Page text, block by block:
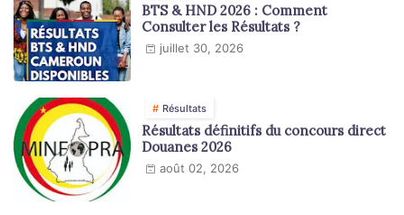
BTS & HND 2026 : Comment
Consulter les Résultats ?
juillet 30, 2026
Résultats
Résultats définitifs du concours direct
Douanes 2026
août 02, 2026